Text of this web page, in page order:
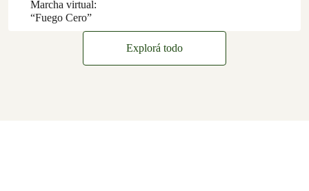
Marcha virtual:
“Fuego Cero”
Explorá todo